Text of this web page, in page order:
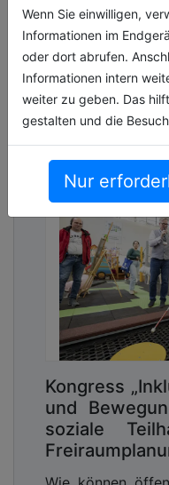
Wenn Sie einwilligen,
Informationen im
oder dort abrufen.
Informationen intern
weiter zu geben. Das
gestalten und die
Nur
Abonnieren Sie
Link zur
Gebäude ins
Gemeinden
02.07.2026,
allgemein
Kongress
und
soziale